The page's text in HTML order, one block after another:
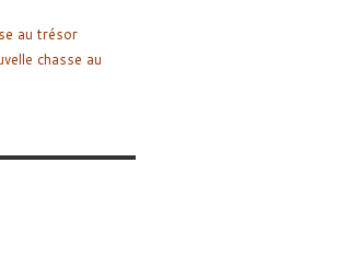
au trésor
chasse au